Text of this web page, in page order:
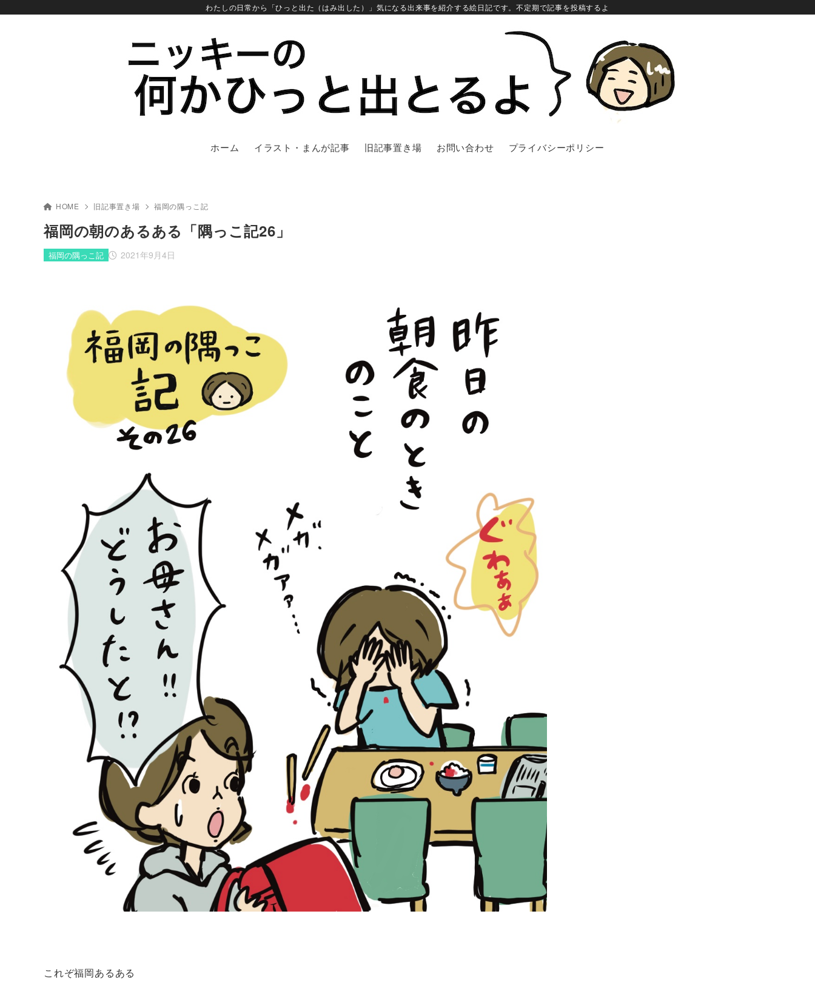
わたしの日常から「ひっと出た（はみ出した）」気になる出来事を紹介する絵日記です。不定期で記事を投稿するよ
ホーム イラスト・まんが記事 旧記事置き場 お問い合わせ プライバシーポリシー
HOME 旧記事置き場 福岡の隅っこ記
福岡の朝のあるある「隅っこ記26」
2021年9月4日
福岡の隅っこ記
これぞ福岡あるある